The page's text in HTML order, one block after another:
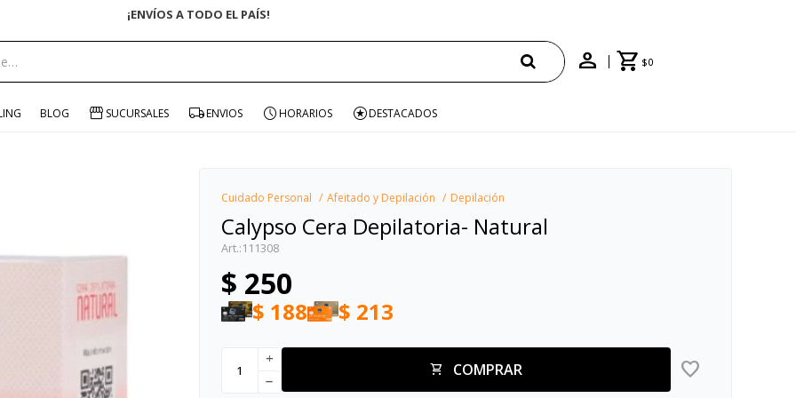
ENVÍO GRATIS EN COMPRAS +$1500 CON CUPÓN "ENVÍO"
$0
BLOG SUCURSALES ENVIOS HORARIOS DESTACADOS
Cuidado Personal Afeitado y Depilación Depilación
Calypso Cera Depilatoria- Natural
111308
$ 250
$ 188 $ 213
COMPRAR
add
remove